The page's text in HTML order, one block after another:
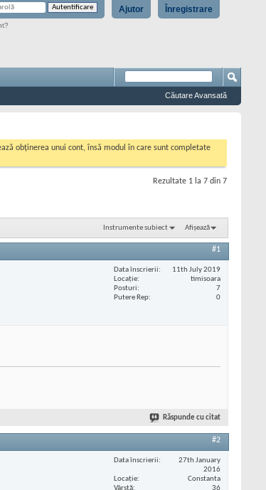
Înregistrare
Ajutor
Căutare Avansată
obținerea unui cont, însă modul în care sunt completate
Rezultate 1 la 7 din 7
Instrumente subiect Afișează
#1
Data înscrierii
11th July 2019
Locaţie
timisoara
Posturi
7
Putere Rep
0
Răspunde cu citat
#2
Data înscrierii
27th January
2016
Locaţie
Constanta
Vârstă
36